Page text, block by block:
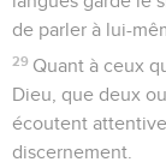
de parler à lui-
29 Quant à ceux
Dieu, que deux
écoutent
discernement.